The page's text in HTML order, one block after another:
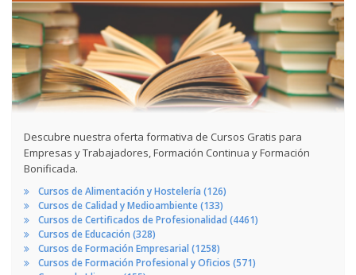
Descubre nuestra oferta formativa de Cursos Gratis para
Empresas y Trabajadores, Formación Continua y Formación
Bonificada.
Cursos de Alimentación y Hostelería (126)
Cursos de Calidad y Medioambiente (133)
Cursos de Certificados de Profesionalidad (4461)
Cursos de Educación (328)
Cursos de Formación Empresarial (1258)
Cursos de Formación Profesional y Oficios (571)